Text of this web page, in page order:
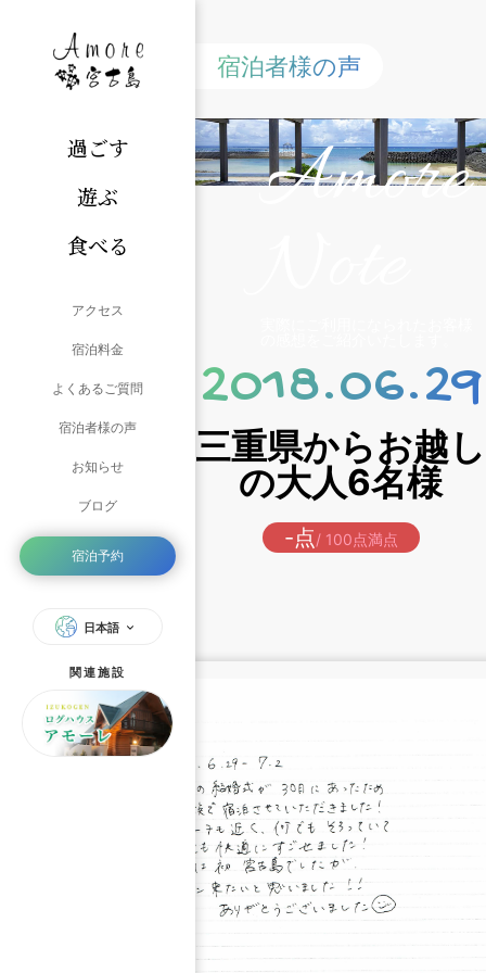
過ごす
遊ぶ
食べる
アクセス
宿泊料金
よくあるご質問
宿泊者様の声
お知らせ
ブログ
宿泊予約
日本語
関連施設
宿泊者様の声
Amore
2018.06.29
三重県からお越し
の大人6名様
-点/ 100点満点